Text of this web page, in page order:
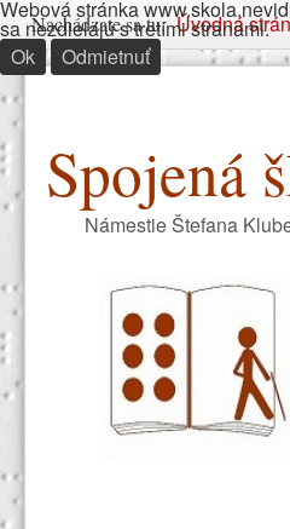
Nachádzate sa tu
Nachádzate sa tu:Úvodná
Spojená
Námestie Štefana
Webová stránka
sa nezdielajú s tretími stranami.
Ok
Odmietnuť